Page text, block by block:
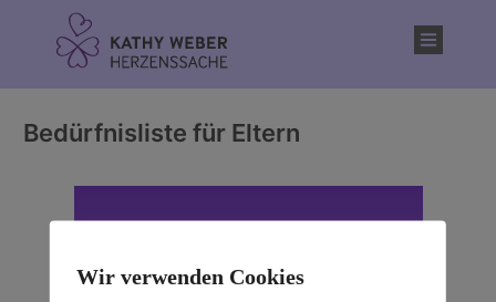
Bedürfnisliste für Eltern
Wir verwenden Cookies